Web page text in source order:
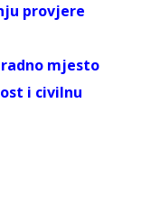
provjere
mjesto
i civilnu